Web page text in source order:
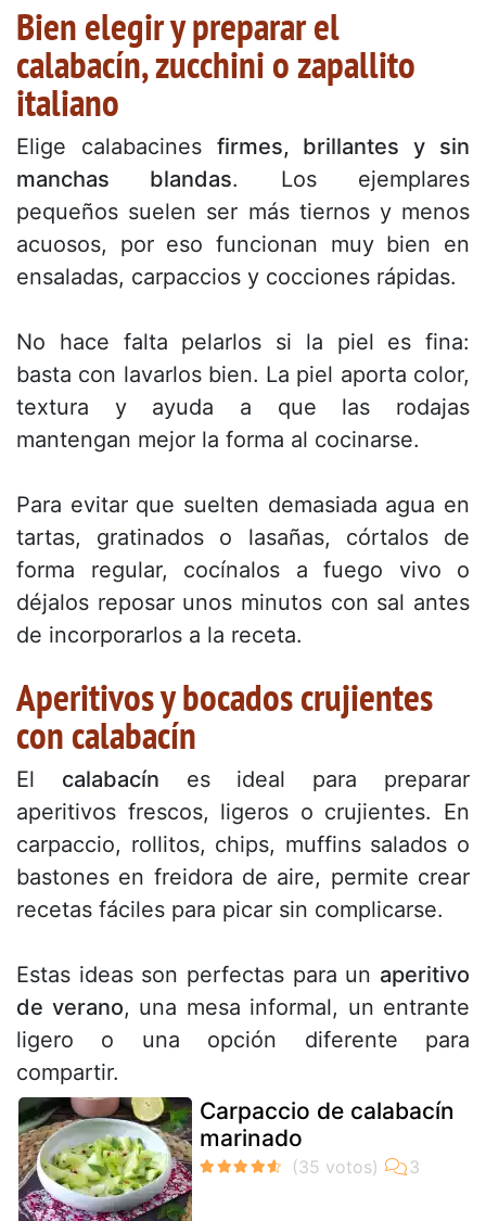
Bien elegir y preparar el
calabacín, zucchini o zapallito
italiano
Elige calabacines firmes, brillantes y sin
manchas blandas. Los ejemplares
pequeños suelen ser más tiernos y menos
acuosos, por eso funcionan muy bien en
ensaladas, carpaccios y cocciones rápidas.
No hace falta pelarlos si la piel es fina:
basta con lavarlos bien. La piel aporta color,
textura y ayuda a que las rodajas
mantengan mejor la forma al cocinarse.
Para evitar que suelten demasiada agua en
tartas, gratinados o lasañas, córtalos de
forma regular, cocínalos a fuego vivo o
déjalos reposar unos minutos con sal antes
de incorporarlos a la receta.
Aperitivos y bocados crujientes
con calabacín
El calabacín es ideal para preparar
aperitivos frescos, ligeros o crujientes. En
carpaccio, rollitos, chips, muffins salados o
bastones en freidora de aire, permite crear
recetas fáciles para picar sin complicarse.
Estas ideas son perfectas para un aperitivo
de verano, una mesa informal, un entrante
ligero o una opción diferente para
compartir.
Carpaccio de calabacín
marinado